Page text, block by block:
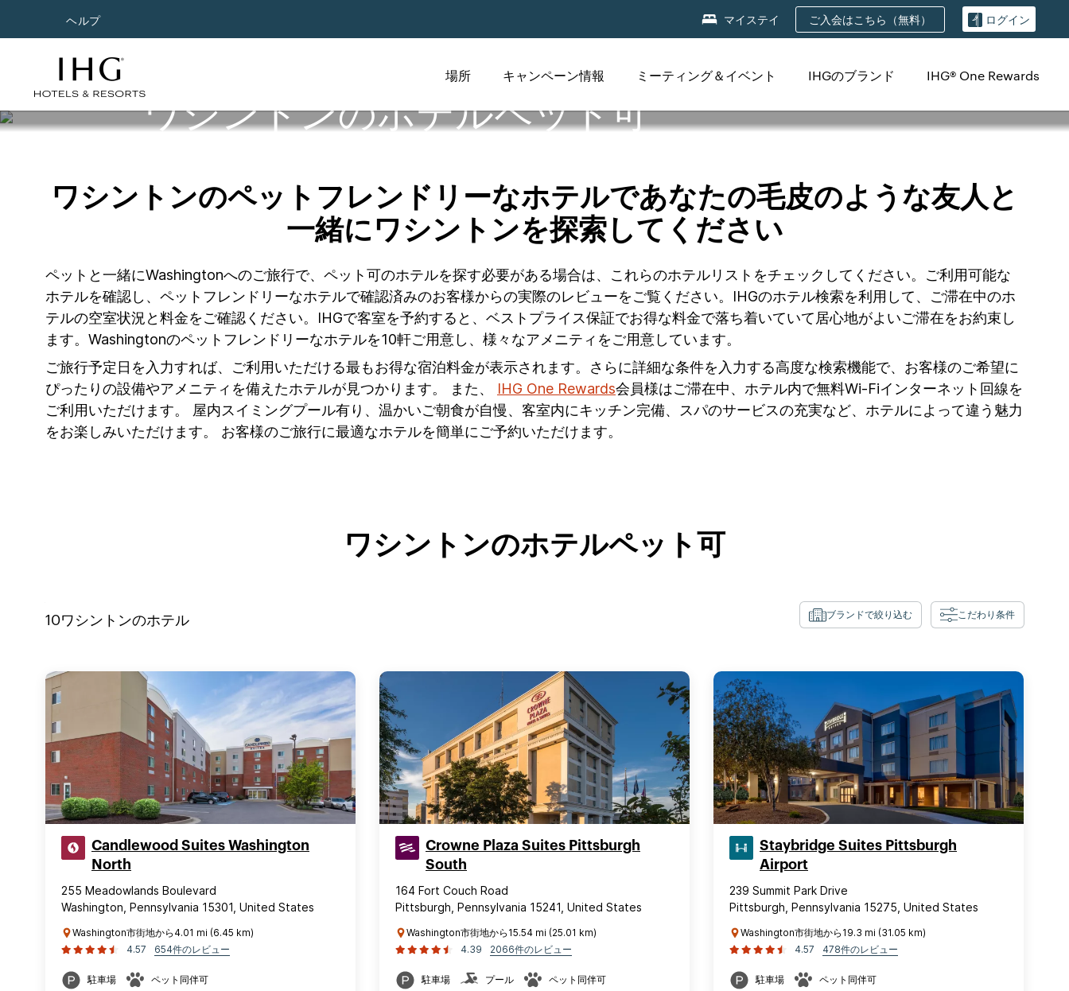
ヘルプ マイステイ ご入会はこちら（無料） ログイン
場所 キャンペーン情報 ミーティング＆イベント IHGのブランド IHG® One Rewards
ワシントンのホテルペット可
ワシントンのペットフレンドリーなホテルであなたの毛皮のような友人と
一緒にワシントンを探索してください
ペットと一緒にWashingtonへのご旅行で、ペット可のホテルを探す必要がある場合は、これらのホテルリストをチェックしてください。ご利用可能な
ホテルを確認し、ペットフレンドリーなホテルで確認済みのお客様からの実際のレビューをご覧ください。IHGのホテル検索を利用して、ご滞在中のホ
テルの空室状況と料金をご確認ください。IHGで客室を予約すると、ベストプライス保証でお得な料金で落ち着いていて居心地がよいご滞在をお約束し
ます。Washingtonのペットフレンドリーなホテルを10軒ご用意し、様々なアメニティをご用意しています。
ご旅行予定日を入力すれば、ご利用いただける最もお得な宿泊料金が表示されます。さらに詳細な条件を入力する高度な検索機能で、お客様のご希望に
ぴったりの設備やアメニティを備えたホテルが見つかります。 また、 IHG One Rewards会員様はご滞在中、ホテル内で無料Wi-Fiインターネット回線を
ご利用いただけます。 屋内スイミングプール有り、温かいご朝食が自慢、客室内にキッチン完備、スパのサービスの充実など、ホテルによって違う魅力
をお楽しみいただけます。 お客様のご旅行に最適なホテルを簡単にご予約いただけます。
ワシントンのホテルペット可
10ワシントンのホテル ブランドで絞り込む こだわり条件
Candlewood Suites Washington
North
255 Meadowlands Boulevard
Washington, Pennsylvania 15301, United States
Washington市街地から4.01 mi (6.45 km)
4.57
654件のレビュー
駐車場 ペット同伴可
Crowne Plaza Suites Pittsburgh
South
164 Fort Couch Road
Pittsburgh, Pennsylvania 15241, United States
Washington市街地から15.54 mi (25.01 km)
4.39
2066件のレビュー
駐車場 プール ペット同伴可
Staybridge Suites Pittsburgh
Airport
239 Summit Park Drive
Pittsburgh, Pennsylvania 15275, United States
Washington市街地から19.3 mi (31.05 km)
4.57
478件のレビュー
駐車場 ペット同伴可